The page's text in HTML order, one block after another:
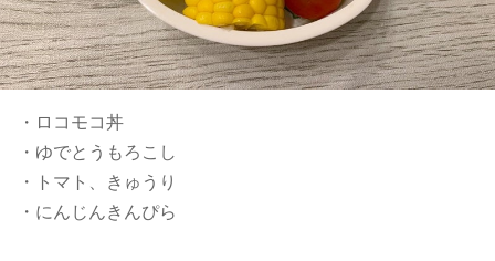
・ロコモコ丼
・ゆでとうもろこし
・トマト、きゅうり
・にんじんきんぴら